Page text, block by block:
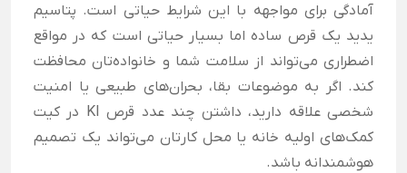
آمادگی برای مواجهه با این شرایط حیاتی است. پتاسیم
یدید یک قرص ساده اما بسیار حیاتی است که در مواقع
اضطراری می‌تواند از سلامت شما و خانواده‌تان محافظت
کند. اگر به موضوعات بقا، بحران‌های طبیعی یا امنیت
شخصی علاقه دارید، داشتن چند عدد قرص KI در کیت
کمک‌های اولیه خانه یا محل کارتان می‌تواند یک تصمیم
هوشمندانه باشد.